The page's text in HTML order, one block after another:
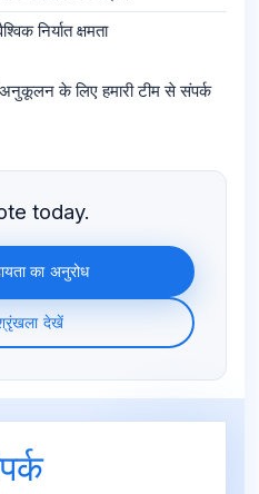
निर्यात क्षमता
अनुकूलन के लिए हमारी टीम से संपर्क
today.
का अनुरोध
देखें